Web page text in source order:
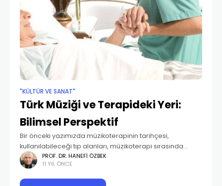
"KÜLTÜR VE SANAT"
Türk Müziği ve Terapideki Yeri:
Bilimsel Perspektif
Bir önceki yazımızda müzikoterapinin tarihçesi,
kullanılabileceği tıp alanları, müzikoterapi sırasında
dikkat edilmesi gereken hususlar, müzikoterapinin
sınıflandırılması gibi konulara değinmiştik. Bu yazımızda
ise Türk Müziği’nin tedavi amaçlı olarak kullanılmasında
PROF. DR. HANEFI ÖZBEK
11 YIL ÖNCE